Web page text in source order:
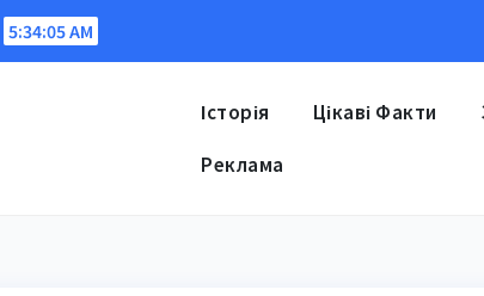
5:34:06 AM
Історія Цікаві Факти
Реклама